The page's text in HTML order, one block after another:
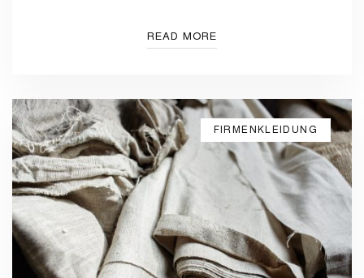
READ MORE
FIRMENKLEIDUNG